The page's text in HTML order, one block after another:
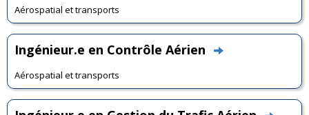
Aérospatial et transports
Ingénieur.e en Contrôle Aérien
Aérospatial et transports